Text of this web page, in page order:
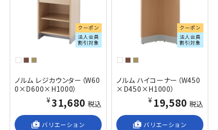
クーポン
法人会員
割引対象
ノルム レジカウンター（W60
0×D600×H1000）
¥31,680 税込
shop_2 バリエーション
クーポン
法人会員
割引対象
ノルム ハイコーナー（W450
×D450×H1000）
¥19,580 税込
shop_2 バリエーション